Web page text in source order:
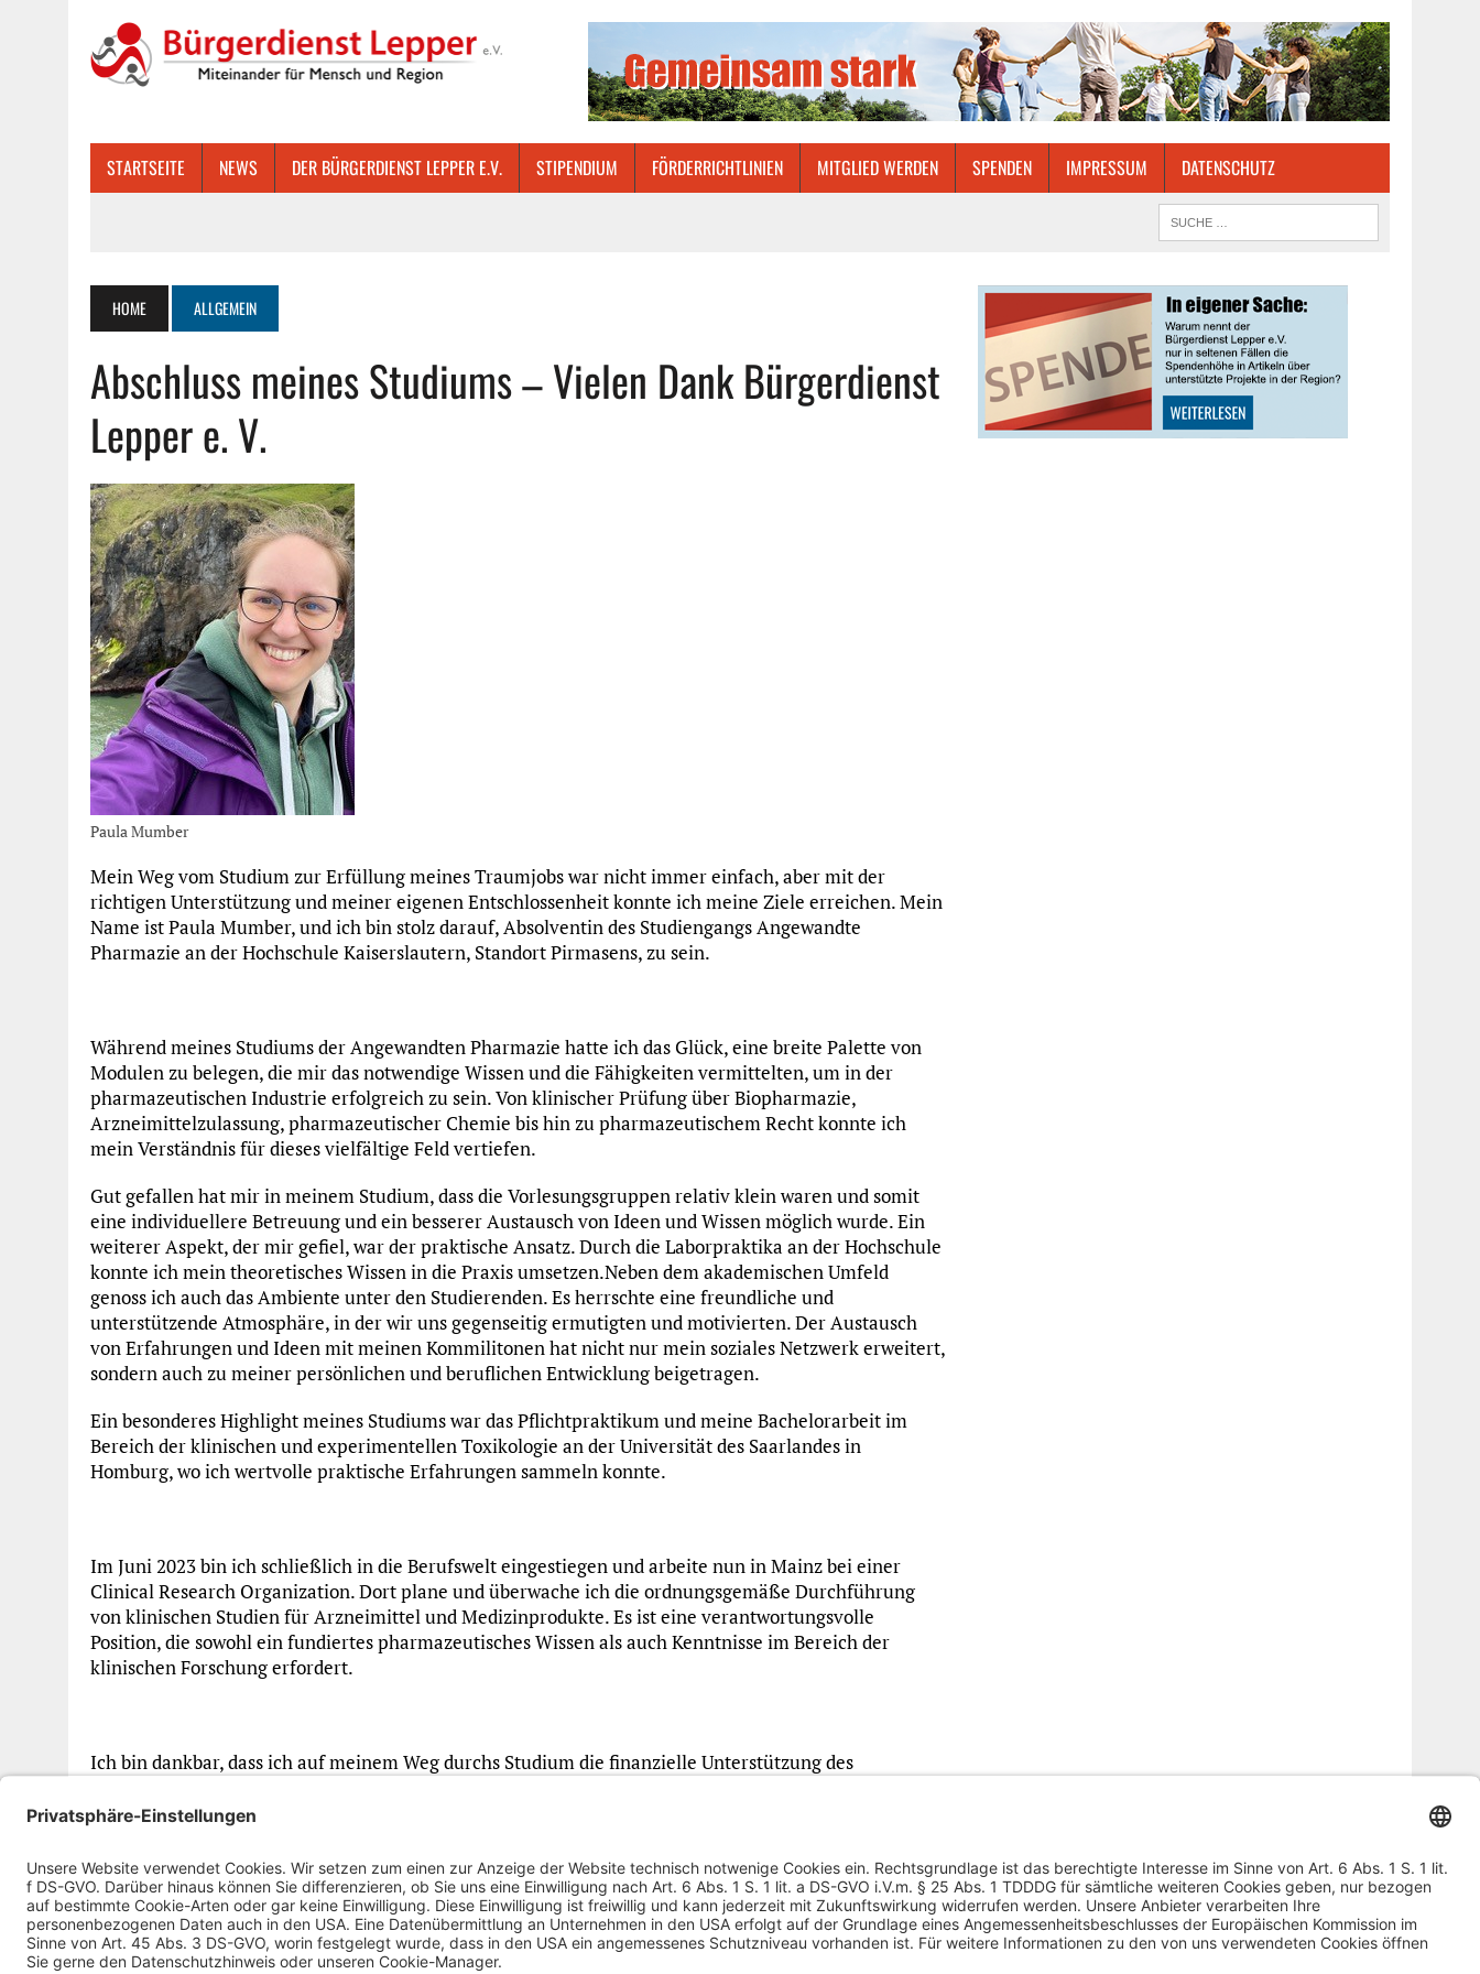
STARTSEITE NEWS DER BÜRGERDIENST LEPPER E.V. STIPENDIUM FÖRDERRICHTLINIEN MITGLIED WERDEN SPENDEN IMPRESSUM DATENSCHUTZ
HOME ALLGEMEIN
Abschluss meines Studiums – Vielen Dank Bürgerdienst
Lepper e. V.
Paula Mumber
Mein Weg vom Studium zur Erfüllung meines Traumjobs war nicht immer einfach, aber mit der
richtigen Unterstützung und meiner eigenen Entschlossenheit konnte ich meine Ziele erreichen. Mein
Name ist Paula Mumber, und ich bin stolz darauf, Absolventin des Studiengangs Angewandte
Pharmazie an der Hochschule Kaiserslautern, Standort Pirmasens, zu sein.
Während meines Studiums der Angewandten Pharmazie hatte ich das Glück, eine breite Palette von
Modulen zu belegen, die mir das notwendige Wissen und die Fähigkeiten vermittelten, um in der
pharmazeutischen Industrie erfolgreich zu sein. Von klinischer Prüfung über Biopharmazie,
Arzneimittelzulassung, pharmazeutischer Chemie bis hin zu pharmazeutischem Recht konnte ich
mein Verständnis für dieses vielfältige Feld vertiefen.
Gut gefallen hat mir in meinem Studium, dass die Vorlesungsgruppen relativ klein waren und somit
eine individuellere Betreuung und ein besserer Austausch von Ideen und Wissen möglich wurde. Ein
weiterer Aspekt, der mir gefiel, war der praktische Ansatz. Durch die Laborpraktika an der Hochschule
konnte ich mein theoretisches Wissen in die Praxis umsetzen.Neben dem akademischen Umfeld
genoss ich auch das Ambiente unter den Studierenden. Es herrschte eine freundliche und
unterstützende Atmosphäre, in der wir uns gegenseitig ermutigten und motivierten. Der Austausch
von Erfahrungen und Ideen mit meinen Kommilitonen hat nicht nur mein soziales Netzwerk erweitert,
sondern auch zu meiner persönlichen und beruflichen Entwicklung beigetragen.
Ein besonderes Highlight meines Studiums war das Pflichtpraktikum und meine Bachelorarbeit im
Bereich der klinischen und experimentellen Toxikologie an der Universität des Saarlandes in
Homburg, wo ich wertvolle praktische Erfahrungen sammeln konnte.
Im Juni 2023 bin ich schließlich in die Berufswelt eingestiegen und arbeite nun in Mainz bei einer
Clinical Research Organization. Dort plane und überwache ich die ordnungsgemäße Durchführung
von klinischen Studien für Arzneimittel und Medizinprodukte. Es ist eine verantwortungsvolle
Position, die sowohl ein fundiertes pharmazeutisches Wissen als auch Kenntnisse im Bereich der
klinischen Forschung erfordert.
Ich bin dankbar, dass ich auf meinem Weg durchs Studium die finanzielle Unterstützung des
Eintritt in den Beruf erleichtert.